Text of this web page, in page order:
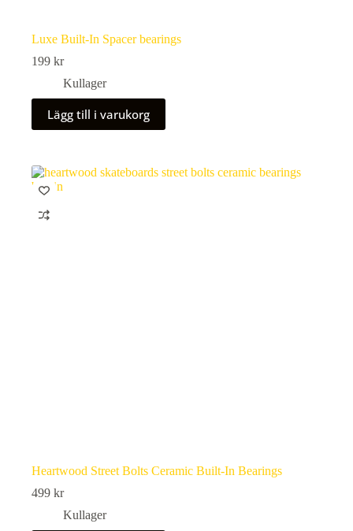
Luxe Built-In Spacer bearings
199 kr
Kullager
Lägg till i varukorg
Heartwood Street Bolts Ceramic Built-In Bearings
499 kr
Kullager